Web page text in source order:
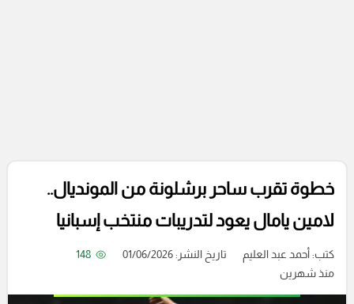
خطوة تقرب ساحر برشلونة من المونديال..
لامين يامال يعود لتدريبات منتخب إسبانيا
كتب:أحمد عبد العليم تاريخ النشر: 01/06/2026
148
منذ شهرين